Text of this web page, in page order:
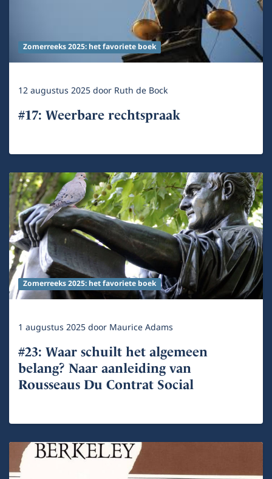
Zomerreeks 2025: het favoriete boek
12 augustus 2025door Ruth de Bock
#17: Weerbare rechtspraak
Zomerreeks 2025: het favoriete boek
1 augustus 2025door Maurice Adams
#23: Waar schuilt het algemeen
belang? Naar aanleiding van
Rousseaus Du Contrat Social